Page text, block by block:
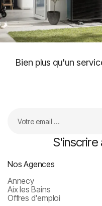
Bien plus qu'un
S'inscrire
Nos Agences
Annecy
Aix les Bains
Offres d'emploi